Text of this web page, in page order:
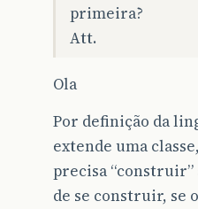
primeira?
Att.
Ola
Por definição da
extende uma
precisa “construir”
de se construir, se